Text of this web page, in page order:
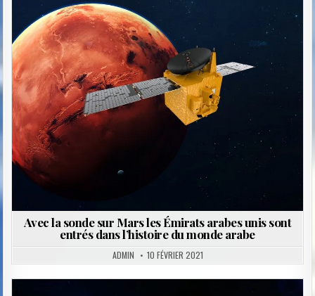
Posted
in
Avec la sonde sur Mars les Émirats arabes unis sont
entrés dans l’histoire du monde arabe
ADMIN 10 FÉVRIER 2021